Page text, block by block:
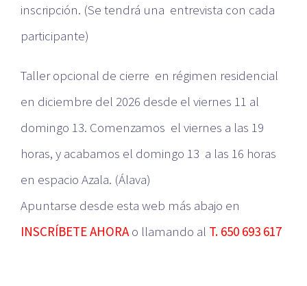
inscripción. (Se tendrá una entrevista con cada
participante)
Taller opcional de cierre en régimen residencial
en diciembre del 2026 desde el viernes 11 al
domingo 13. Comenzamos el viernes a las 19
horas, y acabamos el domingo 13 a las 16 horas
en espacio Azala. (Álava)
Apuntarse desde esta web más abajo en
INSCRÍBETE AHORAo llamando al T. 650 693 617